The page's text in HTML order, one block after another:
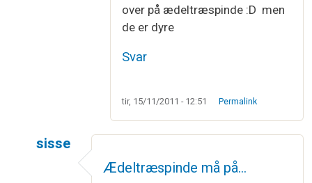
over på ædeltræspinde :D men
de er dyre
Svar
tir, 15/11/2011 - 12:51 Permalink
sisse
Desværre mener jeg også at…
Ædeltræspinde må på…